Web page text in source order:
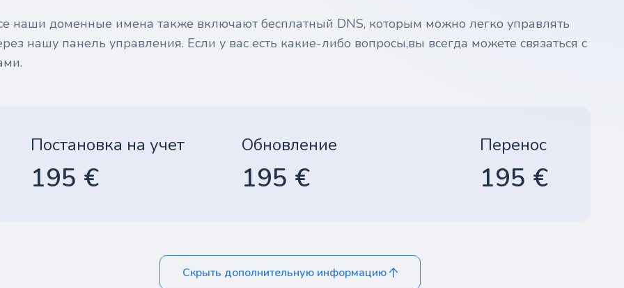
наши доменные имена также включают бесплатный DNS, которым можно легко управлять
нашу панель управления. Если у вас есть какие-либо вопросы,вы всегда можете связаться с
Постановка на учет
195 €
Обновление
195 €
Перенос
195 €
Скрыть дополнительную информацию